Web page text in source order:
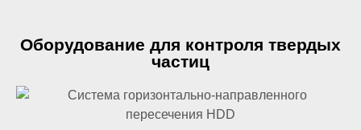
Оборудование для контроля твердых
частиц